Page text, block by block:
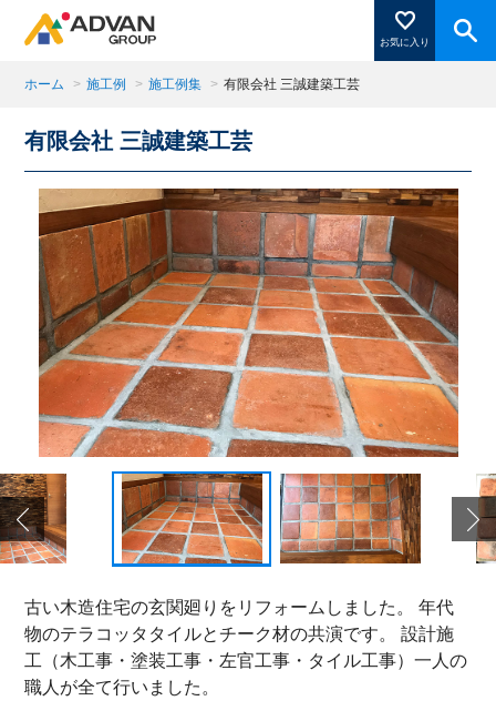
お気に入り
商品ページにある「お気に入り登録」を押すと登録した
商品がここに表示されます。
閉じる
ホーム > 施工例 > 施工例集 > 有限会社 三誠建築工芸
有限会社 三誠建築工芸
古い木造住宅の玄関廻りをリフォームしました。 年代
物のテラコッタタイルとチーク材の共演です。 設計施
工（木工事・塗装工事・左官工事・タイル工事）一人の
職人が全て行いました。